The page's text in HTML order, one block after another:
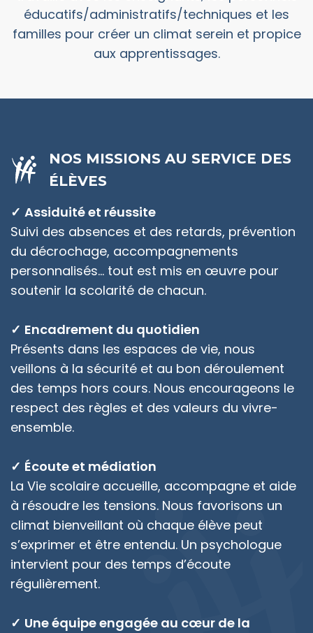
éducatifs/administratifs/techniques et les
familles pour créer un climat serein et propice
aux apprentissages.
NOS MISSIONS AU SERVICE DES
ÉLÈVES
Assiduité et réussite
Suivi des absences et des retards, prévention
du décrochage, accompagnements
personnalisés… tout est mis en œuvre pour
soutenir la scolarité de chacun.
Encadrement du quotidien
Présents dans les espaces de vie, nous
veillons à la sécurité et au bon déroulement
des temps hors cours. Nous encourageons le
respect des règles et des valeurs du vivre-
ensemble.
Écoute et médiation
La Vie scolaire accueille, accompagne et aide
à résoudre les tensions. Nous favorisons un
climat bienveillant où chaque élève peut
s’exprimer et être entendu. Un psychologue
intervient pour des temps d’écoute
régulièrement.
Une équipe engagée au cœur de la